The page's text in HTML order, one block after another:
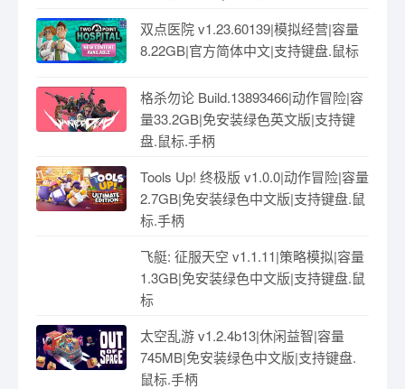
双点医院 v1.23.60139|模拟经营|容量
8.22GB|官方简体中文|支持键盘.鼠标
格杀勿论 Build.13893466|动作冒险|容
量33.2GB|免安装绿色英文版|支持键
盘.鼠标.手柄
Tools Up! 终极版 v1.0.0|动作冒险|容量
2.7GB|免安装绿色中文版|支持键盘.鼠
标.手柄
飞艇: 征服天空 v1.1.11|策略模拟|容量
1.3GB|免安装绿色中文版|支持键盘.鼠
标
太空乱游 v1.2.4b13|休闲益智|容量
745MB|免安装绿色中文版|支持键盘.
鼠标.手柄